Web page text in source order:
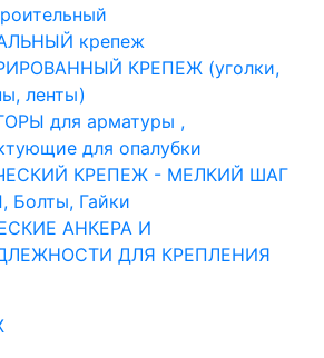
крепеж
КРЕПЕЖ (уголки,
ленты)
для арматуры ,
для опалубки
КРЕПЕЖ - МЕЛКИЙ ШАГ
Болты, Гайки
АНКЕРА И
ДЛЯ КРЕПЛЕНИЯ